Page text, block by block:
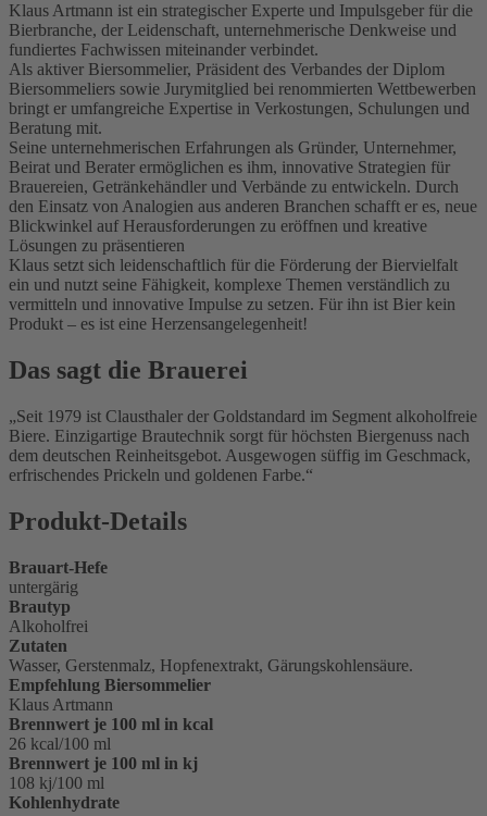
Klaus Artmann ist ein strategischer Experte und Impulsgeber für die
Bierbranche, der Leidenschaft, unternehmerische Denkweise und
fundiertes Fachwissen miteinander verbindet.
Als aktiver Biersommelier, Präsident des Verbandes der Diplom
Biersommeliers sowie Jurymitglied bei renommierten Wettbewerben
bringt er umfangreiche Expertise in Verkostungen, Schulungen und
Beratung mit.
Seine unternehmerischen Erfahrungen als Gründer, Unternehmer,
Beirat und Berater ermöglichen es ihm, innovative Strategien für
Brauereien, Getränkehändler und Verbände zu entwickeln. Durch
den Einsatz von Analogien aus anderen Branchen schafft er es, neue
Blickwinkel auf Herausforderungen zu eröffnen und kreative
Lösungen zu präsentieren
Klaus setzt sich leidenschaftlich für die Förderung der Biervielfalt
ein und nutzt seine Fähigkeit, komplexe Themen verständlich zu
vermitteln und innovative Impulse zu setzen. Für ihn ist Bier kein
Produkt – es ist eine Herzensangelegenheit!
Das sagt die Brauerei
Seit 1979 ist Clausthaler der Goldstandard im Segment alkoholfreie
Biere. Einzigartige Brautechnik sorgt für höchsten Biergenuss nach
dem deutschen Reinheitsgebot. Ausgewogen süffig im Geschmack,
erfrischendes Prickeln und goldenen Farbe.
Produkt-Details
Brauart-Hefe
untergärig
Brautyp
Alkoholfrei
Zutaten
Wasser, Gerstenmalz, Hopfenextrakt, Gärungskohlensäure.
Empfehlung Biersommelier
Klaus Artmann
Brennwert je 100 ml in kcal
26 kcal/100 ml
Brennwert je 100 ml in kj
108 kj/100 ml
Kohlenhydrate